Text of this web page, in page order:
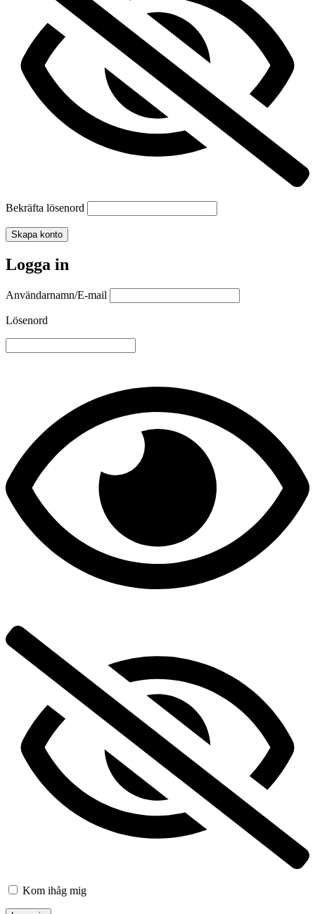
Bekräfta lösenord
Skapa konto
Logga in
Användarnamn/E-mail
Lösenord
Kom ihåg mig